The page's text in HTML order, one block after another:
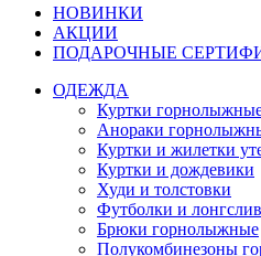
НОВИНКИ
АКЦИИ
ПОДАРОЧНЫЕ
ОДЕЖДА
Куртки
Анораки
Куртки и жилетки
Куртки и дождевики
Худи и толстовки
Футболки и
Брюки горнолыжные
Полукомбинезоны